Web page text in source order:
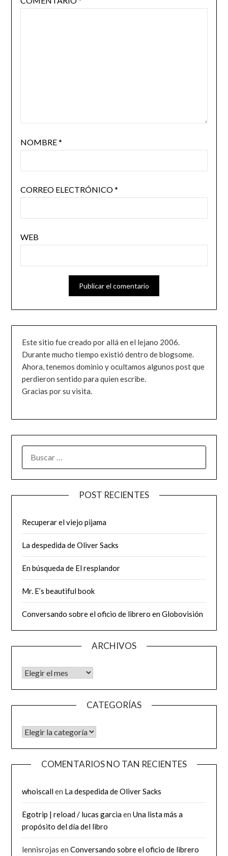
NOMBRE*
CORREO ELECTRÓNICO*
WEB
Este sitio fue creado por allá en el lejano 2006.
Durante mucho tiempo existió dentro de blogsome.
Ahora, tenemos dominio y ocultamos algunos post que
perdieron sentido para quien escribe.
Gracias por su visita.
POST RECIENTES
Recuperar el viejo pijama
La despedida de Oliver Sacks
En búsqueda de El resplandor
Mr. E’s beautiful book
Conversando sobre el oficio de librero en Globovisión
ARCHIVOS
Archivos
CATEGORÍAS
CATEGORÍAS
COMENTARIOS NO TAN RECIENTES
whoiscallen La despedida de Oliver Sacks
Egotrip | reload / lucas garciaenUna lista más a
propósito del día del libro
lennisrojas enConversando sobre el oficio de librero